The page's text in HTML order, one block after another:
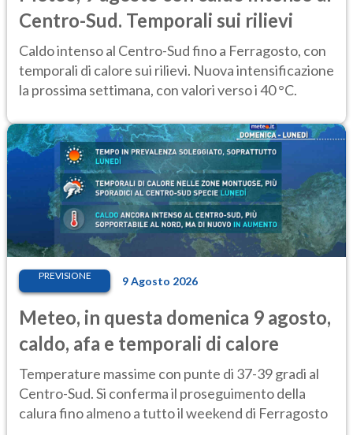
Centro-Sud. Temporali sui rilievi
Caldo intenso al Centro-Sud fino a Ferragosto, con
temporali di calore sui rilievi. Nuova intensificazione
la prossima settimana, con valori verso i 40 °C.
PREVISIONE 9 Agosto 2026
Meteo, in questa domenica 9 agosto,
caldo, afa e temporali di calore
Temperature massime con punte di 37-39 gradi al
Centro-Sud. Si conferma il proseguimento della
calura fino almeno a tutto il weekend di Ferragosto